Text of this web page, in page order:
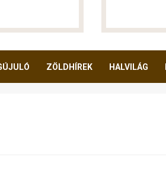
ZÖLDHÍREK HALVILÁG